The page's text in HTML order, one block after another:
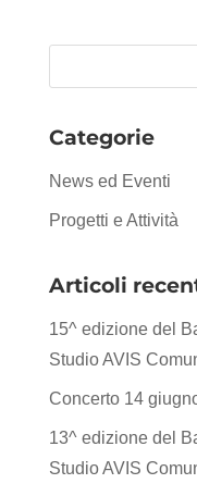
Categorie
News ed Eventi
Progetti e Attività
Articoli
15^ edizione del
Studio AVIS
Concerto 14
13^ edizione del
Studio AVIS